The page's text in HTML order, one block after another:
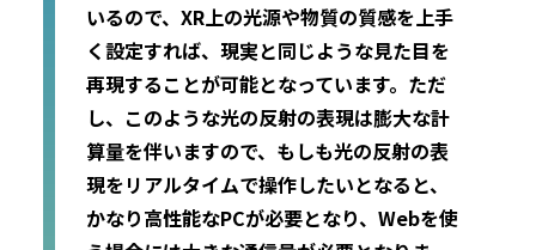
いるので、XR上の光源や物質の質感を上手
く設定すれば、現実と同じような見た目を
再現することが可能となっています。ただ
し、このような光の反射の表現は膨大な計
算量を伴いますので、もしも光の反射の表
現をリアルタイムで操作したいとなると、
かなり高性能なPCが必要となり、Webを使